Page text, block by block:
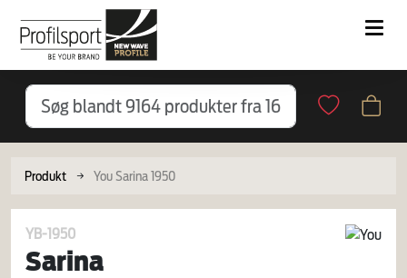
Produkt You Sarina 1950
YB-1950
Sarina